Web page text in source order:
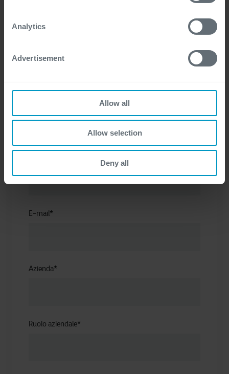
Analytics
Advertisement
Allow all
Allow selection
Deny all
E-mail*
Azienda*
Ruolo aziendale*